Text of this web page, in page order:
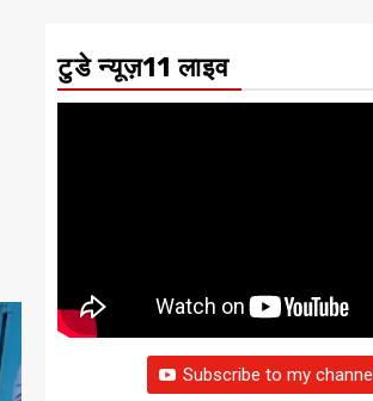
टुडे न्यूज़11 लाइव
Subscribe to my channel